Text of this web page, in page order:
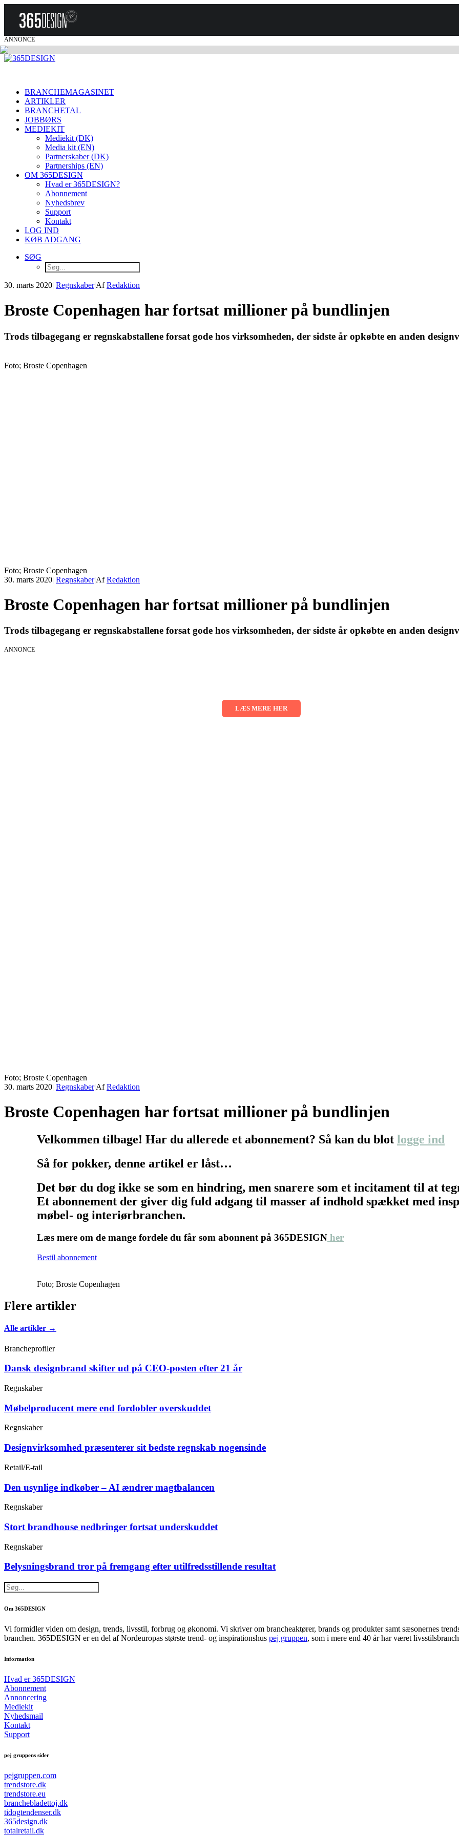
ANNONCE
BRANCHEMAGASINET
ARTIKLER
BRANCHETAL
JOBBØRS
MEDIEKIT
Mediekit (DK)
Media kit (EN)
Partnerskaber (DK)
Partnerships (EN)
OM 365DESIGN
Hvad er 365DESIGN?
Abonnement
Nyhedsbrev
Support
Kontakt
LOG IND
KØB ADGANG
SØG
30. marts 2020| Regnskaber|AfRedaktion
Broste Copenhagen har fortsat millioner på bundlinjen
Trods tilbagegang er regnskabstallene forsat gode hos virksomheden, der sidste år opkøbte en anden
Foto; Broste Copenhagen
Foto; Broste Copenhagen
30. marts 2020| Regnskaber|AfRedaktion
Broste Copenhagen har fortsat millioner på bundlinjen
Trods tilbagegang er regnskabstallene forsat gode hos virksomheden, der sidste år opkøbte en anden
ANNONCE
LÆS MERE HER
Foto; Broste Copenhagen
30. marts 2020| Regnskaber|AfRedaktion
Broste Copenhagen har fortsat millioner på bundlinjen
Velkommen tilbage! Har du allerede et abonnement? Så kan du blot logge ind
Så for pokker, denne artikel er låst…
Det bør du dog ikke se som en hindring, men snarere som et incitament til at
Et abonnement der giver dig fuld adgang til masser af indhold spækket med
møbel- og interiørbranchen.
Læs mere om de mange fordele du får som abonnent på 365DESIGN her
Bestil abonnement
Foto; Broste Copenhagen
Flere artikler
Alle artikler →
Brancheprofiler
Dansk designbrand skifter ud på CEO-posten efter 21 år
Regnskaber
Møbelproducent mere end fordobler overskuddet
Regnskaber
Designvirksomhed præsenterer sit bedste regnskab nogensinde
Retail/E-tail
Den usynlige indkøber – AI ændrer magtbalancen
Regnskaber
Stort brandhouse nedbringer fortsat underskuddet
Regnskaber
Belysningsbrand tror på fremgang efter utilfredsstillende resultat
Om 365DESIGN
Vi formidler viden om design, trends, livsstil, forbrug og økonomi. Vi skriver om brancheaktører, brands og produkter samt sæsonernes
branchen. 365DESIGN er en del af Nordeuropas største trend- og inspirationshus pej gruppen, som i mere end 40 år har været
Information
Hvad er 365DESIGN
Abonnement
Annoncering
Mediekit
Nyhedsmail
Kontakt
Support
pej gruppens sider
pejgruppen.com
trendstore.dk
trendstore.eu
branchebladettoj.dk
tidogtendenser.dk
365design.dk
totalretail.dk